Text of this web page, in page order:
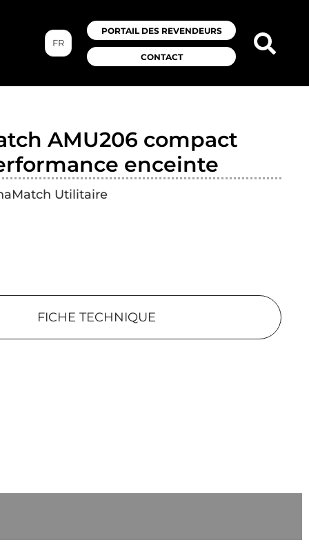
PORTAIL DES REVENDEURS
CONTACT
FR
AMU206 compact
enceinte
Utilitaire
FICHE TECHNIQUE